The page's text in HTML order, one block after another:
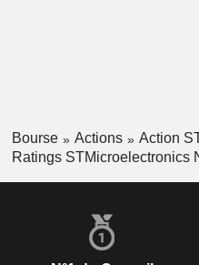
Bourse Actions
Action
Ratings STMicroelectronics